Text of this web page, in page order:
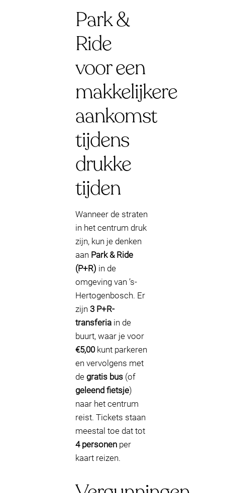
Park &
Ride
voor een
makkelijkere
aankomst
tijdens
drukke
tijden
Wanneer de straten
in het centrum druk
zijn, kun je denken
aan Park & Ride
(P+R) in de
omgeving van ’s-
Hertogenbosch. Er
zijn 3 P+R-
transferia in de
buurt, waar je voor
€5,00kunt parkeren
en vervolgens met
de gratis bus (of
geleend fietsje)
naar het centrum
reist. Tickets staan
meestal toe dat tot
4 personen per
kaart reizen.